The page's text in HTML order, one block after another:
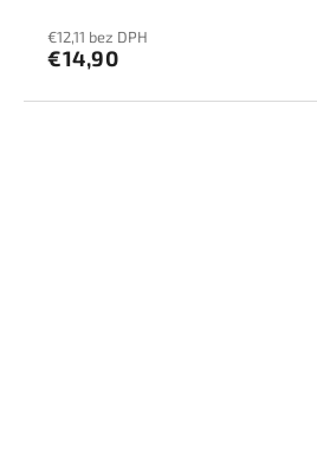
€12,11 bez DPH
€14,90